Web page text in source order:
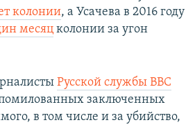
колонии, а Усачева в 2016 году
месяц колонии за угон
Русской службы BBC
заключенных
в том числе и за убийство,